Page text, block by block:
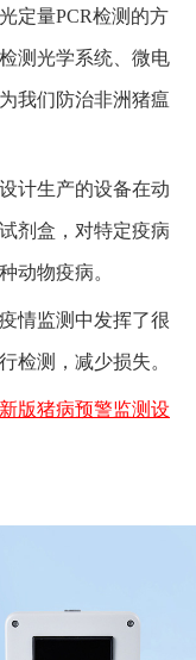
定量PCR检测的方
测光学系统、微电
我们防治非洲猪瘟
计生产的设备在动
剂盒，对特定疫病
动物疫病。
情监测中发挥了很
检测，减少损失。
版猪病预警监测设